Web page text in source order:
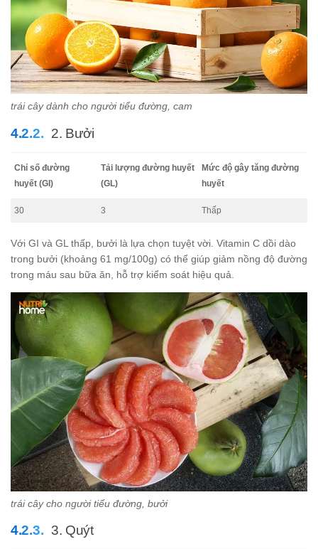
trái cây dành cho người tiểu đường, cam
2. Bưởi
Chỉ số đường
huyết (GI)
Tải lượng đường huyết
(GL)
Mức độ gây tăng đường
huyết
30 3 Thấp
Với GI và GL thấp, bưởi là lựa chọn tuyệt vời. Vitamin C dồi dào
trong bưởi (khoảng 61 mg/100g) có thể giúp giảm nồng độ đường
trong máu sau bữa ăn, hỗ trợ kiểm soát hiệu quả.
trái cây cho người tiểu đường, bưởi
3. Quýt